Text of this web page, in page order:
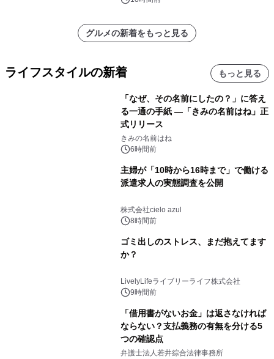
グルメの新着をもっと見る
ライフスタイルの新着 もっと見る
「なぜ、その名前にしたの？」に答え
る一通の手紙 ―「きみの名前はね」正
式リリース
きみの名前はね
6時間前
主婦が「10時から16時まで」で働ける
派遣求人の実態調査を公開
株式会社cielo azul
8時間前
ゴミ出しのストレス、まだ抱えてます
か？
LivelyLifeライブリーライフ株式会社
9時間前
「借用書がないお金」は返さなければ
ならない？支払義務の有無を分ける5
つの確認点
弁護士法人若井綜合法律事務所